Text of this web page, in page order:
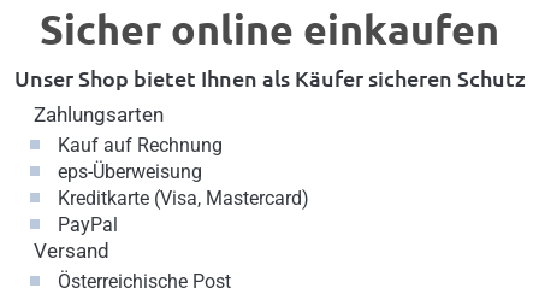
Sicher online einkaufen
Unser Shop bietet Ihnen als Käufer sicheren Schutz
Zahlungsarten
Kauf auf Rechnung
eps-Überweisung
Kreditkarte (Visa, Mastercard)
PayPal
Versand
Österreichische Post